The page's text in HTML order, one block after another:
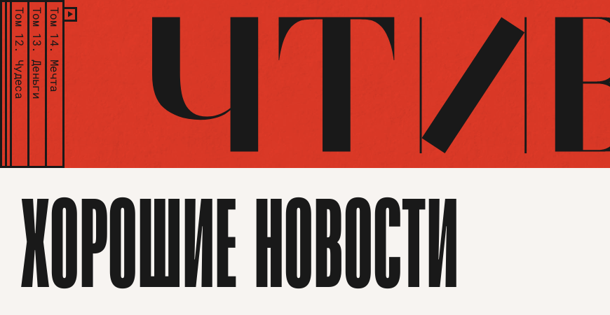
Том 12.
Чудеса
Том 13.
Деньги
Том 14.
Мечта
ХОРОШИЕ НОВОСТИ